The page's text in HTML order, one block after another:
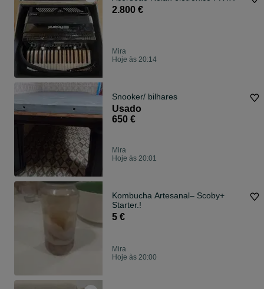
2.800 €
Mira
Hoje às 20:14
Snooker/ bilhares
Usado
650 €
Mira
Hoje às 20:01
Kombucha Artesanal– Scoby+
Starter.!
5 €
Mira
Hoje às 20:00